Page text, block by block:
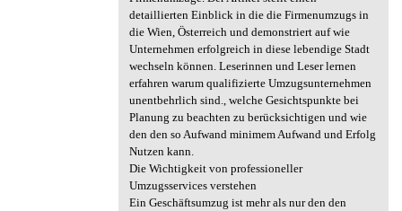
detaillierten Einblick in die die Firmenumzugs in
die Wien, Österreich und demonstriert auf wie
Unternehmen erfolgreich in diese lebendige Stadt
wechseln können. Leserinnen und Leser lernen
erfahren warum qualifizierte Umzugsunternehmen
unentbehrlich sind., welche Gesichtspunkte bei
Planung zu beachten zu berücksichtigen und wie
den den so Aufwand minimem Aufwand und Erfolg
Nutzen kann.
Die Wichtigkeit von professioneller
Umzugsservices verstehen
Ein Geschäftsumzug ist mehr als nur den den